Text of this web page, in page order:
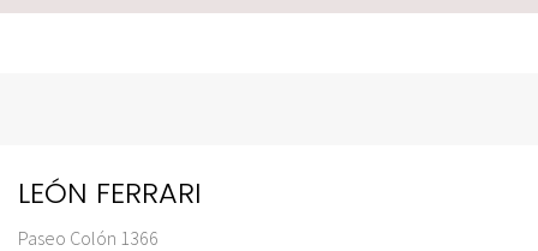
LEÓN FERRARI
Paseo Colón 1366